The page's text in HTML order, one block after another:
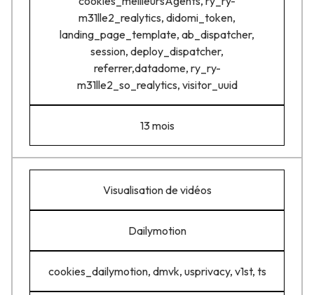
m31lle2_realytics, didomi_token,
landing_page_template, ab_dispatcher,
session, deploy_dispatcher,
referrer,datadome, ry_ry-
m31lle2_so_realytics, visitor_uuid
13 mois
Visualisation de vidéos
Dailymotion
cookies_dailymotion, dmvk, usprivacy, v1st, ts